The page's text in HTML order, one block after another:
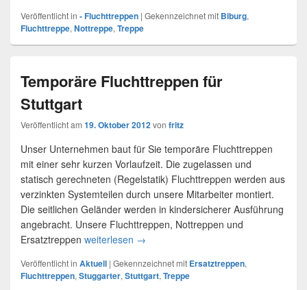
Veröffentlicht in - Fluchttreppen | Gekennzeichnet mit Biburg,
Fluchttreppe, Nottreppe, Treppe
Temporäre Fluchttreppen für
Stuttgart
Veröffentlicht am 19. Oktober 2012von fritz
Unser Unternehmen baut für Sie temporäre Fluchttreppen
mit einer sehr kurzen Vorlaufzeit. Die zugelassen und
statisch gerechneten (Regelstatik) Fluchttreppen werden aus
verzinkten Systemteilen durch unsere Mitarbeiter montiert.
Die seitlichen Geländer werden in kindersicherer Ausführung
angebracht. Unsere Fluchttreppen, Nottreppen und
Ersatztreppen weiterlesen Temporäre Fluchttreppen für Stuttgart
→
Veröffentlicht in Aktuell | Gekennzeichnet mit Ersatztreppen,
Fluchttreppen, Stuggarter, Stuttgart, Treppe